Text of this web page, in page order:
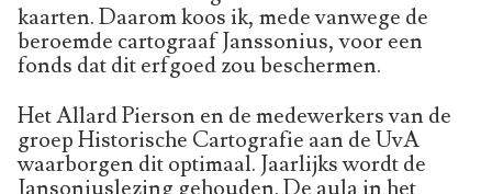
kaarten. Daarom koos ik, mede vanwege de
beroemde cartograaf Janssonius, voor een
fonds dat dit erfgoed zou beschermen.
Het Allard Pierson en de medewerkers van de
groep Historische Cartografie aan de UvA
waarborgen dit optimaal. Jaarlijks wordt de